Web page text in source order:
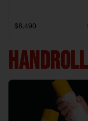
$8.490
HANDROLL